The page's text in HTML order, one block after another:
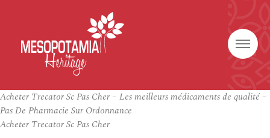
Acheter Trecator Sc Pas Cher – Les meilleurs médicaments de qualité –
Pas De Pharmacie Sur Ordonnance
Acheter Trecator Sc Pas Cher